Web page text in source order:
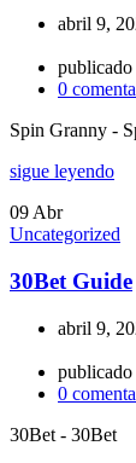
abril 9,
0
Spin Granny -
sigue leyendo
09 Abr
Uncategorized
30Bet Guide
abril 9,
0
30Bet - 30Bet